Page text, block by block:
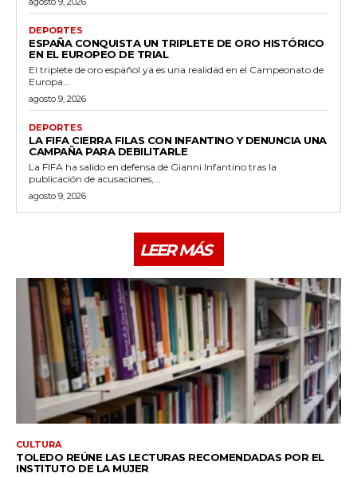
DEPORTES
ESPAÑA CONQUISTA UN TRIPLETE DE ORO HISTÓRICO
EN EL EUROPEO DE TRIAL
El triplete de oro español ya es una realidad en el Campeonato de
Europa...
agosto 9, 2026
DEPORTES
LA FIFA CIERRA FILAS CON INFANTINO Y DENUNCIA UNA
CAMPAÑA PARA DEBILITARLE
La FIFA ha salido en defensa de Gianni Infantino tras la
publicación de acusaciones,...
agosto 9, 2026
LEER MÁS
CULTURA
TOLEDO REÚNE LAS LECTURAS RECOMENDADAS POR EL
INSTITUTO DE LA MUJER